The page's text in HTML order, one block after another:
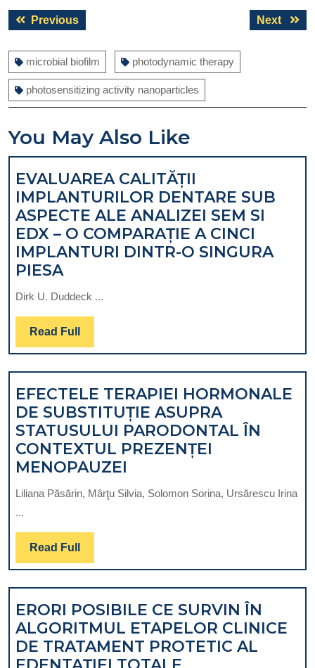
Post
navigation
PreviousPrevious
Next
Next
microbial biofilm photodynamic therapy
photosensitizing activity nanoparticles
You May Also Like
EVALUAREA CALITĂȚII
IMPLANTURILOR DENTARE SUB
ASPECTE ALE ANALIZEI SEM SI
EDX – O COMPARAȚIE A CINCI
IMPLANTURI DINTR-O SINGURA
PIESAEVALUAREA
CALITĂȚII
IMPLANTURILOR
DENTARE
SUB
ANALIZEI
SEM
SI
EDX
–
O
CINCI
IMPLANTURI
SINGURA
PIESA
Dirk U. Duddeck ...
Read Full Read
Full
EFECTELE TERAPIEI HORMONALE
DE SUBSTITUȚIE ASUPRA
STATUSULUI PARODONTAL ÎN
CONTEXTUL PREZENȚEI
MENOPAUZEI
TERAPIEI
HORMONALE
STATUSULUI
PARODONTAL
ÎN
CONTEXTUL
PREZENȚEI
Liliana Păsărin, Mârţu Silvia, Solomon Sorina, Ursărescu Irina
...
Read Full Read
Full
ERORI POSIBILE CE SURVIN ÎN
ALGORITMUL ETAPELOR CLINICE
DE TRATAMENT PROTETIC AL